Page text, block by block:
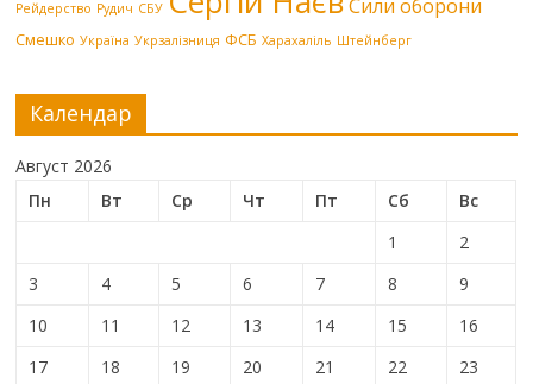
Рейдерство Рудич СБУ Сили оборони
Смешко Україна Укрзалізниця ФСБ Харахаліль Штейнберг
Календар
Август 2026
Пн
Вт Ср Чт Пт Сб
Вс
1
2
3
4 5 6 7 8
9
10
11 12 13 14 15
16
17
18 19 20 21 22
23